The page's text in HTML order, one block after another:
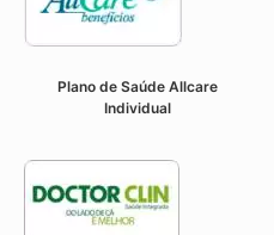
Plano de Saúde Allcare
Individual